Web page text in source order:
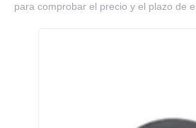
para comprobar el precio y el plazo de